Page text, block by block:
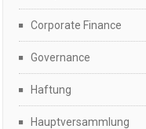
Corporate Finance
Governance
Haftung
Hauptversammlung